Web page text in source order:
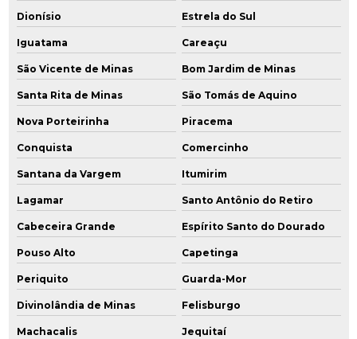
Dionísio Estrela do Sul
Iguatama Careaçu
São Vicente de Minas Bom Jardim de Minas
Santa Rita de Minas São Tomás de Aquino
Nova Porteirinha Piracema
Conquista Comercinho
Santana da Vargem Itumirim
Lagamar Santo Antônio do Retiro
Cabeceira Grande Espírito Santo do Dourado
Pouso Alto Capetinga
Periquito Guarda-Mor
Divinolândia de Minas Felisburgo
Machacalis Jequitaí